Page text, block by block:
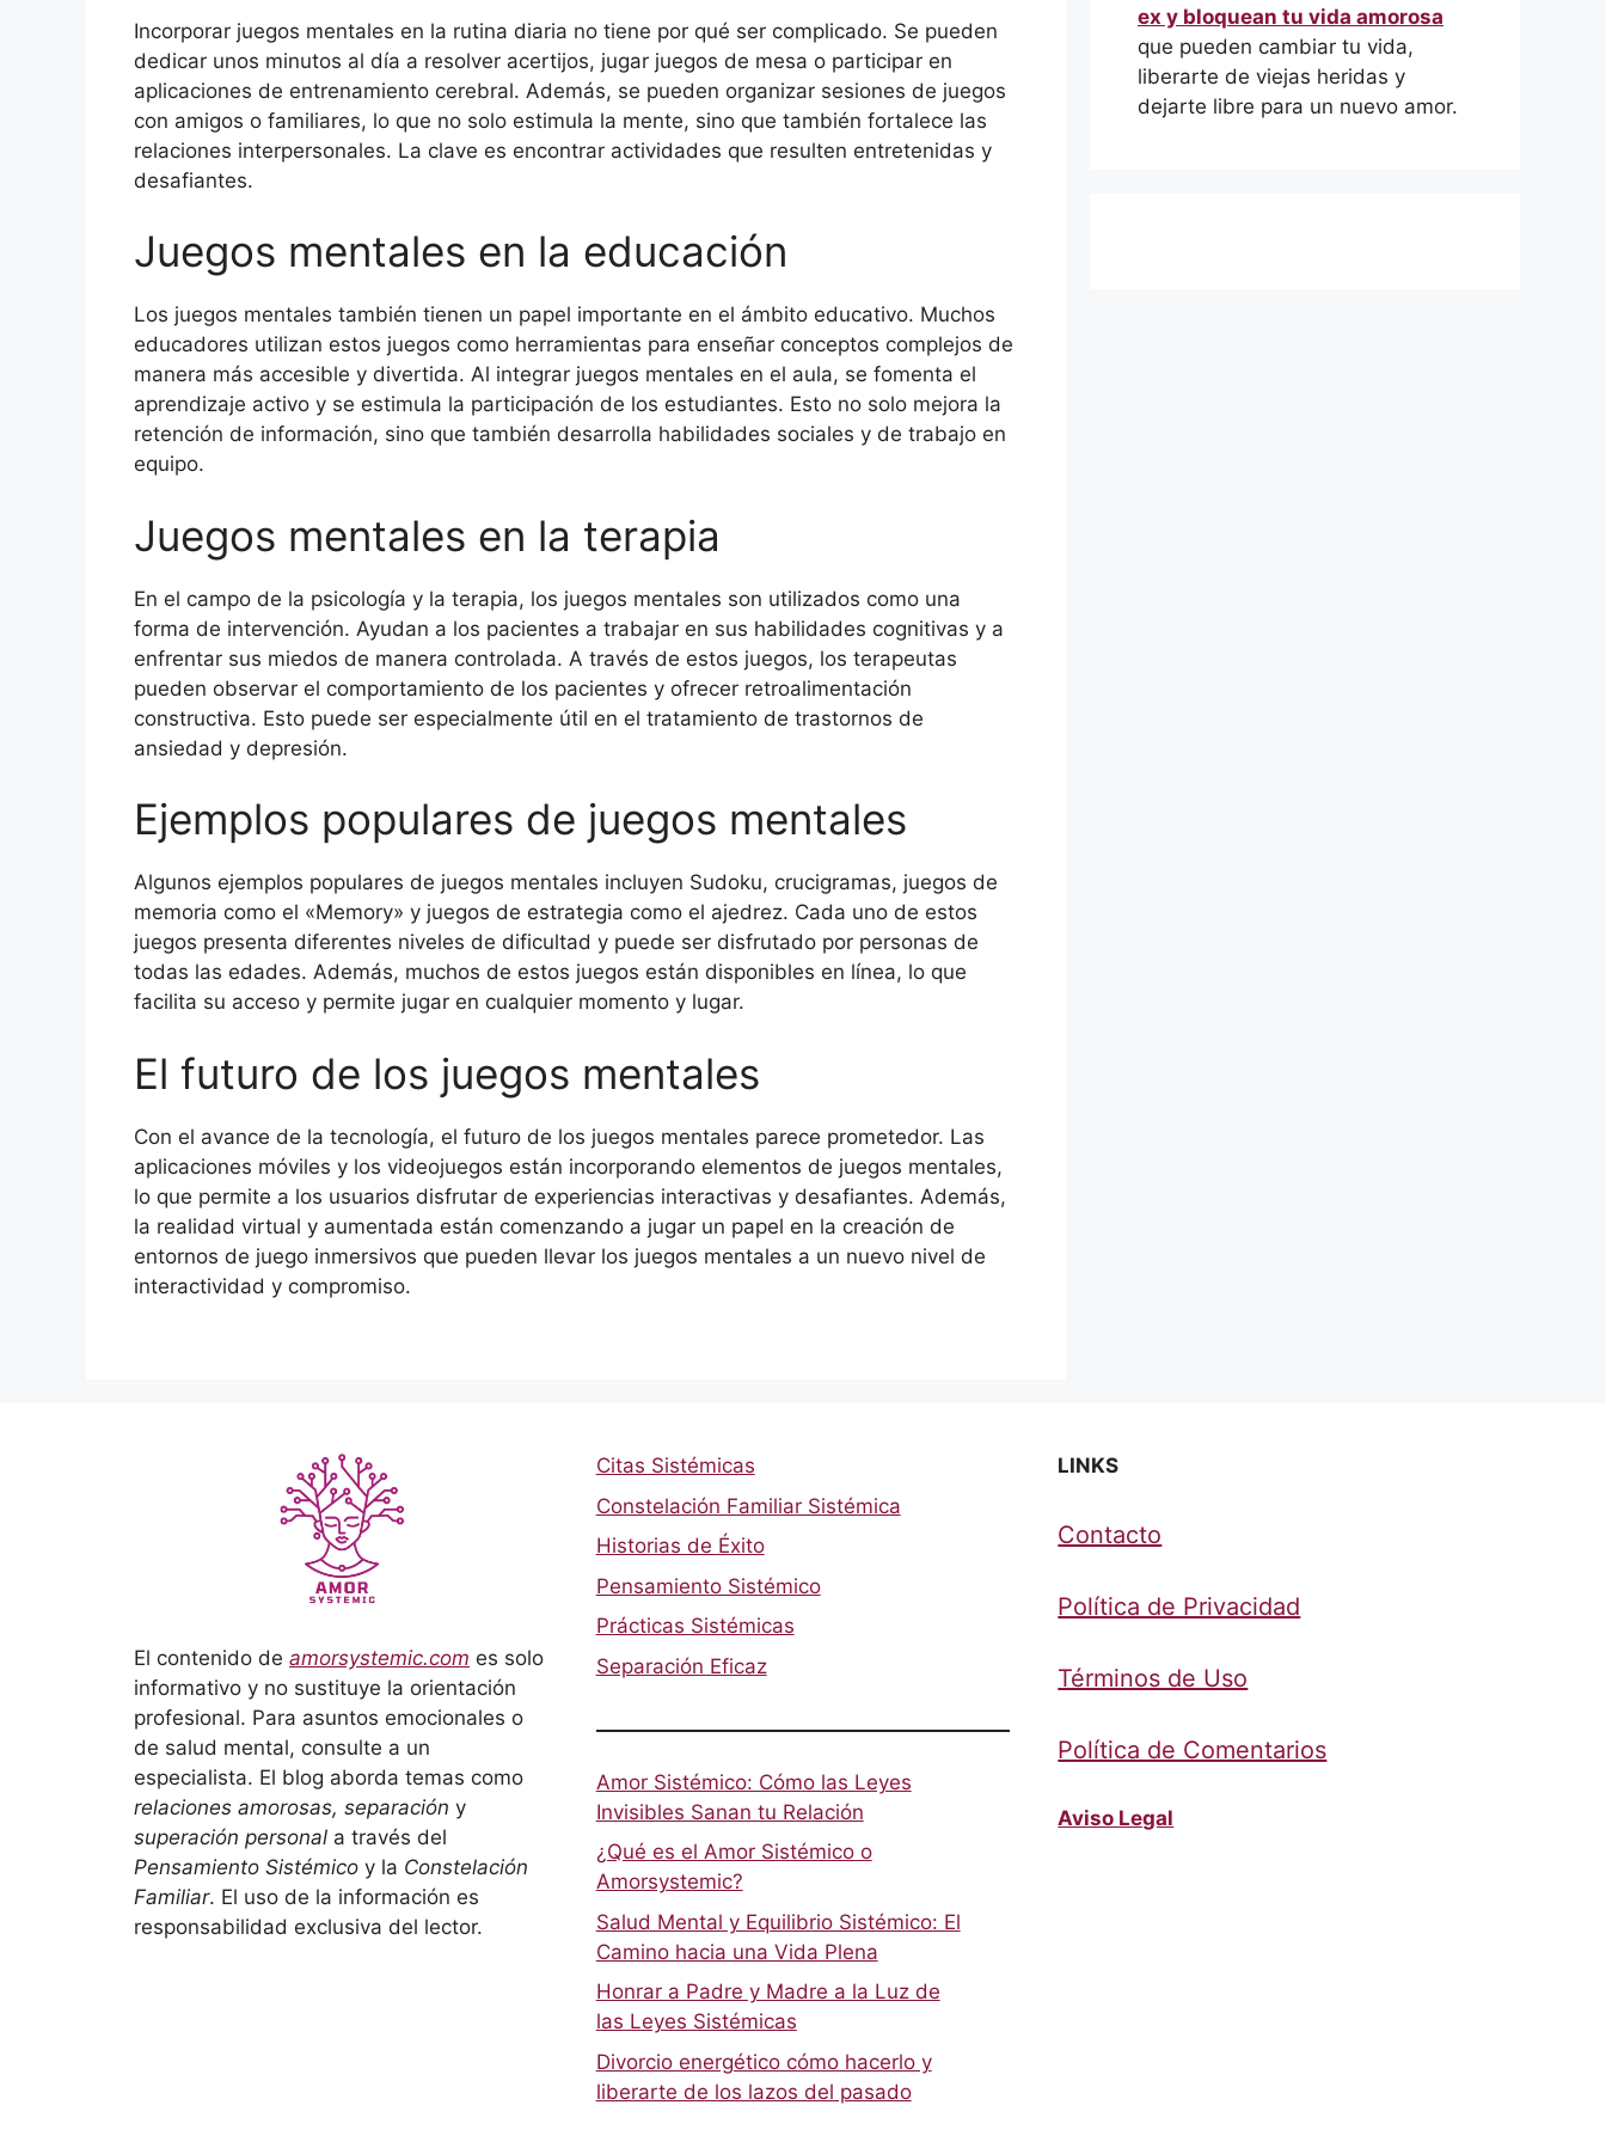
Incorporar juegos mentales en la rutina diaria no tiene por qué ser complicado. Se pueden
dedicar unos minutos al día a resolver acertijos, jugar juegos de mesa o participar en
aplicaciones de entrenamiento cerebral. Además, se pueden organizar sesiones de juegos
con amigos o familiares, lo que no solo estimula la mente, sino que también fortalece las
relaciones interpersonales. La clave es encontrar actividades que resulten entretenidas y
desafiantes.
Juegos mentales en la educación
Los juegos mentales también tienen un papel importante en el ámbito educativo. Muchos
educadores utilizan estos juegos como herramientas para enseñar conceptos complejos de
manera más accesible y divertida. Al integrar juegos mentales en el aula, se fomenta el
aprendizaje activo y se estimula la participación de los estudiantes. Esto no solo mejora la
retención de información, sino que también desarrolla habilidades sociales y de trabajo en
equipo.
Juegos mentales en la terapia
En el campo de la psicología y la terapia, los juegos mentales son utilizados como una
forma de intervención. Ayudan a los pacientes a trabajar en sus habilidades cognitivas y a
enfrentar sus miedos de manera controlada. A través de estos juegos, los terapeutas
pueden observar el comportamiento de los pacientes y ofrecer retroalimentación
constructiva. Esto puede ser especialmente útil en el tratamiento de trastornos de
ansiedad y depresión.
Ejemplos populares de juegos mentales
Algunos ejemplos populares de juegos mentales incluyen Sudoku, crucigramas, juegos de
memoria como el «Memory» y juegos de estrategia como el ajedrez. Cada uno de estos
juegos presenta diferentes niveles de dificultad y puede ser disfrutado por personas de
todas las edades. Además, muchos de estos juegos están disponibles en línea, lo que
facilita su acceso y permite jugar en cualquier momento y lugar.
El futuro de los juegos mentales
Con el avance de la tecnología, el futuro de los juegos mentales parece prometedor. Las
aplicaciones móviles y los videojuegos están incorporando elementos de juegos mentales,
lo que permite a los usuarios disfrutar de experiencias interactivas y desafiantes. Además,
la realidad virtual y aumentada están comenzando a jugar un papel en la creación de
entornos de juego inmersivos que pueden llevar los juegos mentales a un nuevo nivel de
interactividad y compromiso.
ex y bloquean tu vida amorosa
que pueden cambiar tu vida,
liberarte de viejas heridas y
dejarte libre para un nuevo amor.
El contenido de amorsystemic.com es solo
informativo y no sustituye la orientación
profesional. Para asuntos emocionales o
de salud mental, consulte a un
especialista. El blog aborda temas como
relaciones amorosas, separación y
superación personal a través del
Pensamiento Sistémico y la Constelación
Familiar. El uso de la información es
responsabilidad exclusiva del lector.
Citas Sistémicas
Constelación Familiar Sistémica
Historias de Éxito
Pensamiento Sistémico
Prácticas Sistémicas
Separación Eficaz
Amor Sistémico: Cómo las Leyes
Invisibles Sanan tu Relación
¿Qué es el Amor Sistémico o
Amorsystemic?
Salud Mental y Equilibrio Sistémico: El
Camino hacia una Vida Plena
Honrar a Padre y Madre a la Luz de
las Leyes Sistémicas
Divorcio energético cómo hacerlo y
liberarte de los lazos del pasado
LINKS
Contacto
Política de Privacidad
Términos de Uso
Política de Comentarios
Aviso Legal